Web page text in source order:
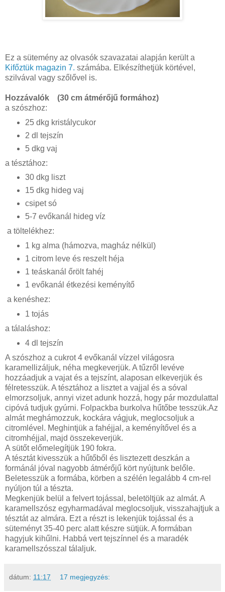
Ez a sütemény az olvasók szavazatai alapján került a
Kifőztük magazin 7. számába. Elkészíthetjük körtével,
szilvával vagy szőlővel is.
Hozzávalók (30 cm átmérőjű formához)
a szószhoz:
25 dkg kristálycukor
2 dl tejszín
5 dkg vaj
a tésztához:
30 dkg liszt
15 dkg hideg vaj
csipet só
5-7 evőkanál hideg víz
a töltelékhez:
1 kg alma (hámozva, magház nélkül)
1 citrom leve és reszelt héja
1 teáskanál őrölt fahéj
1 evőkanál étkezési keményítő
a kenéshez:
1 tojás
a tálaláshoz:
4 dl tejszín
A szószhoz a cukrot 4 evőkanál vízzel világosra
karamellizáljuk, néha megkeverjük. A tűzről levéve
hozzáadjuk a vajat és a tejszínt, alaposan elkeverjük és
félretesszük. A tésztához a lisztet a vajjal és a sóval
elmorzsoljuk, annyi vizet adunk hozzá, hogy pár mozdulattal
cipóvá tudjuk gyúrni. Folpackba burkolva hűtőbe tesszük.Az
almát meghámozzuk, kockára vágjuk, meglocsoljuk a
citromlével. Meghintjük a fahéjjal, a keményítővel és a
citromhéjjal, majd összekeverjük.
A sütőt előmelegítjük 190 fokra.
A tésztát kivesszük a hűtőből és lisztezett deszkán a
formánál jóval nagyobb átmérőjű kört nyújtunk belőle.
Beletesszük a formába, körben a szélén legalább 4 cm-rel
nyúljon túl a tészta.
Megkenjük belül a felvert tojással, beletöltjük az almát. A
karamellszósz egyharmadával meglocsoljuk, visszahajtjuk a
tésztát az almára. Ezt a részt is lekenjük tojással és a
süteményt 35-40 perc alatt készre sütjük. A formában
hagyjuk kihűlni. Habbá vert tejszínnel és a maradék
karamellszósszal tálaljuk.
dátum: 11:17 17 megjegyzés: